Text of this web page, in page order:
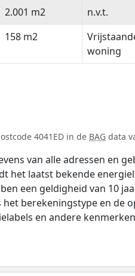
Oppervlakte
2.001 m2 n.v.t.
158 m2
woning
4041ED in de BAG data
van alle adressen en
het laatst bekende
een geldigheid van 10
berekeningstype en de
en andere